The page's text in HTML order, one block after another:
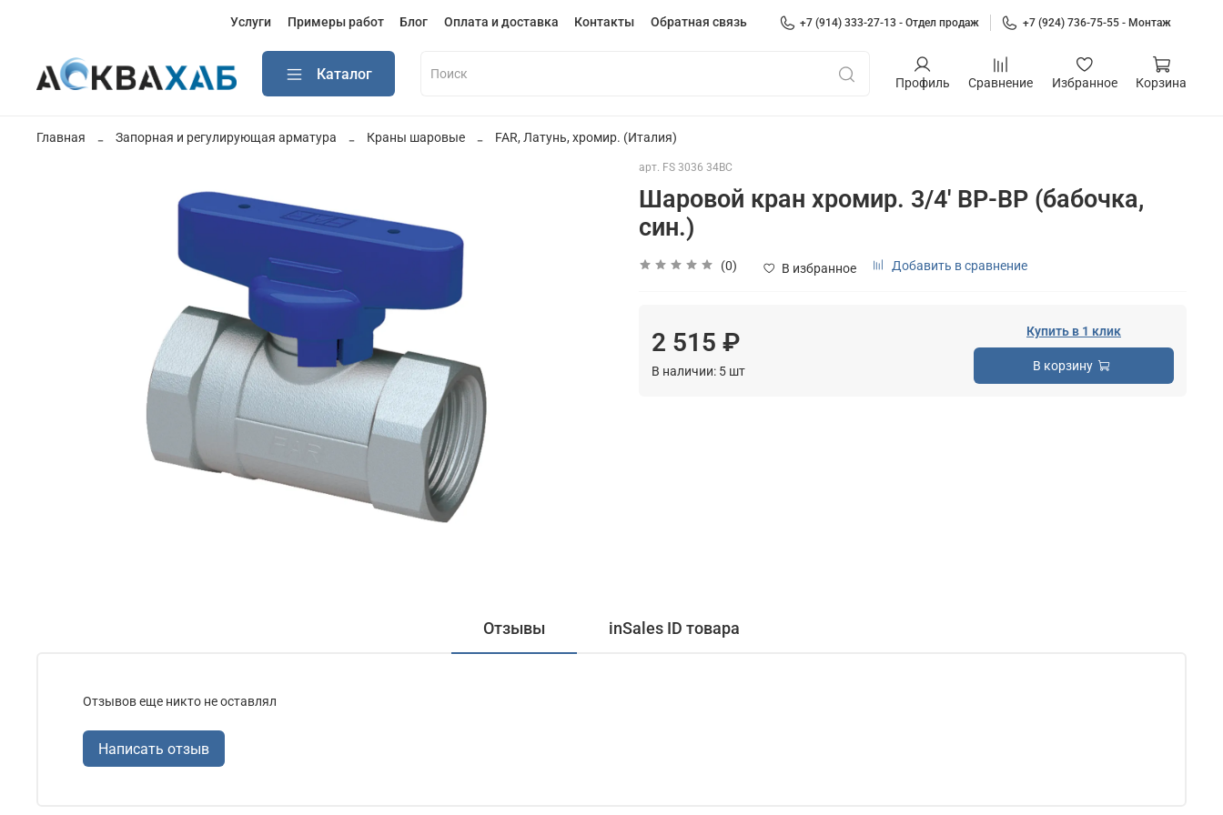
Услуги Примеры работ Блог Оплата и доставка Контакты Обратная связь +7 (914) 333-27-13 - Отдел продаж +7 (924) 736-75-55 - Монтаж
Каталог
Профиль Сравнение Избранное Корзина
Главная Запорная и регулирующая арматура Краны шаровые FAR, Латунь, хромир. (Италия)
арт. FS 3036 34BC
Шаровой кран хромир. 3/4' ВР-ВР (бабочка,
син.)
(0) В избранное Добавить в сравнение
2 515 ₽
В наличии: 5 шт
Купить в 1 клик
В корзину
Отзывы inSales ID товара
Отзывов еще никто не оставлял
Написать отзыв